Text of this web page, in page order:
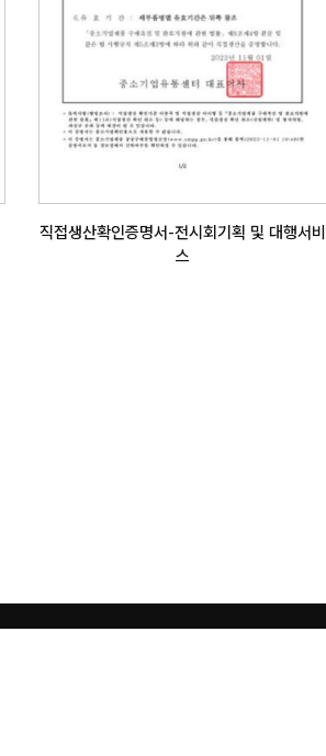
직접생산확인증명서-전시회기획 및 대행서비
스